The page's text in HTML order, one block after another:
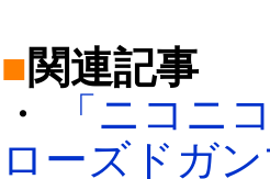
■関連記事
・
「ニコニ
ローズドガ